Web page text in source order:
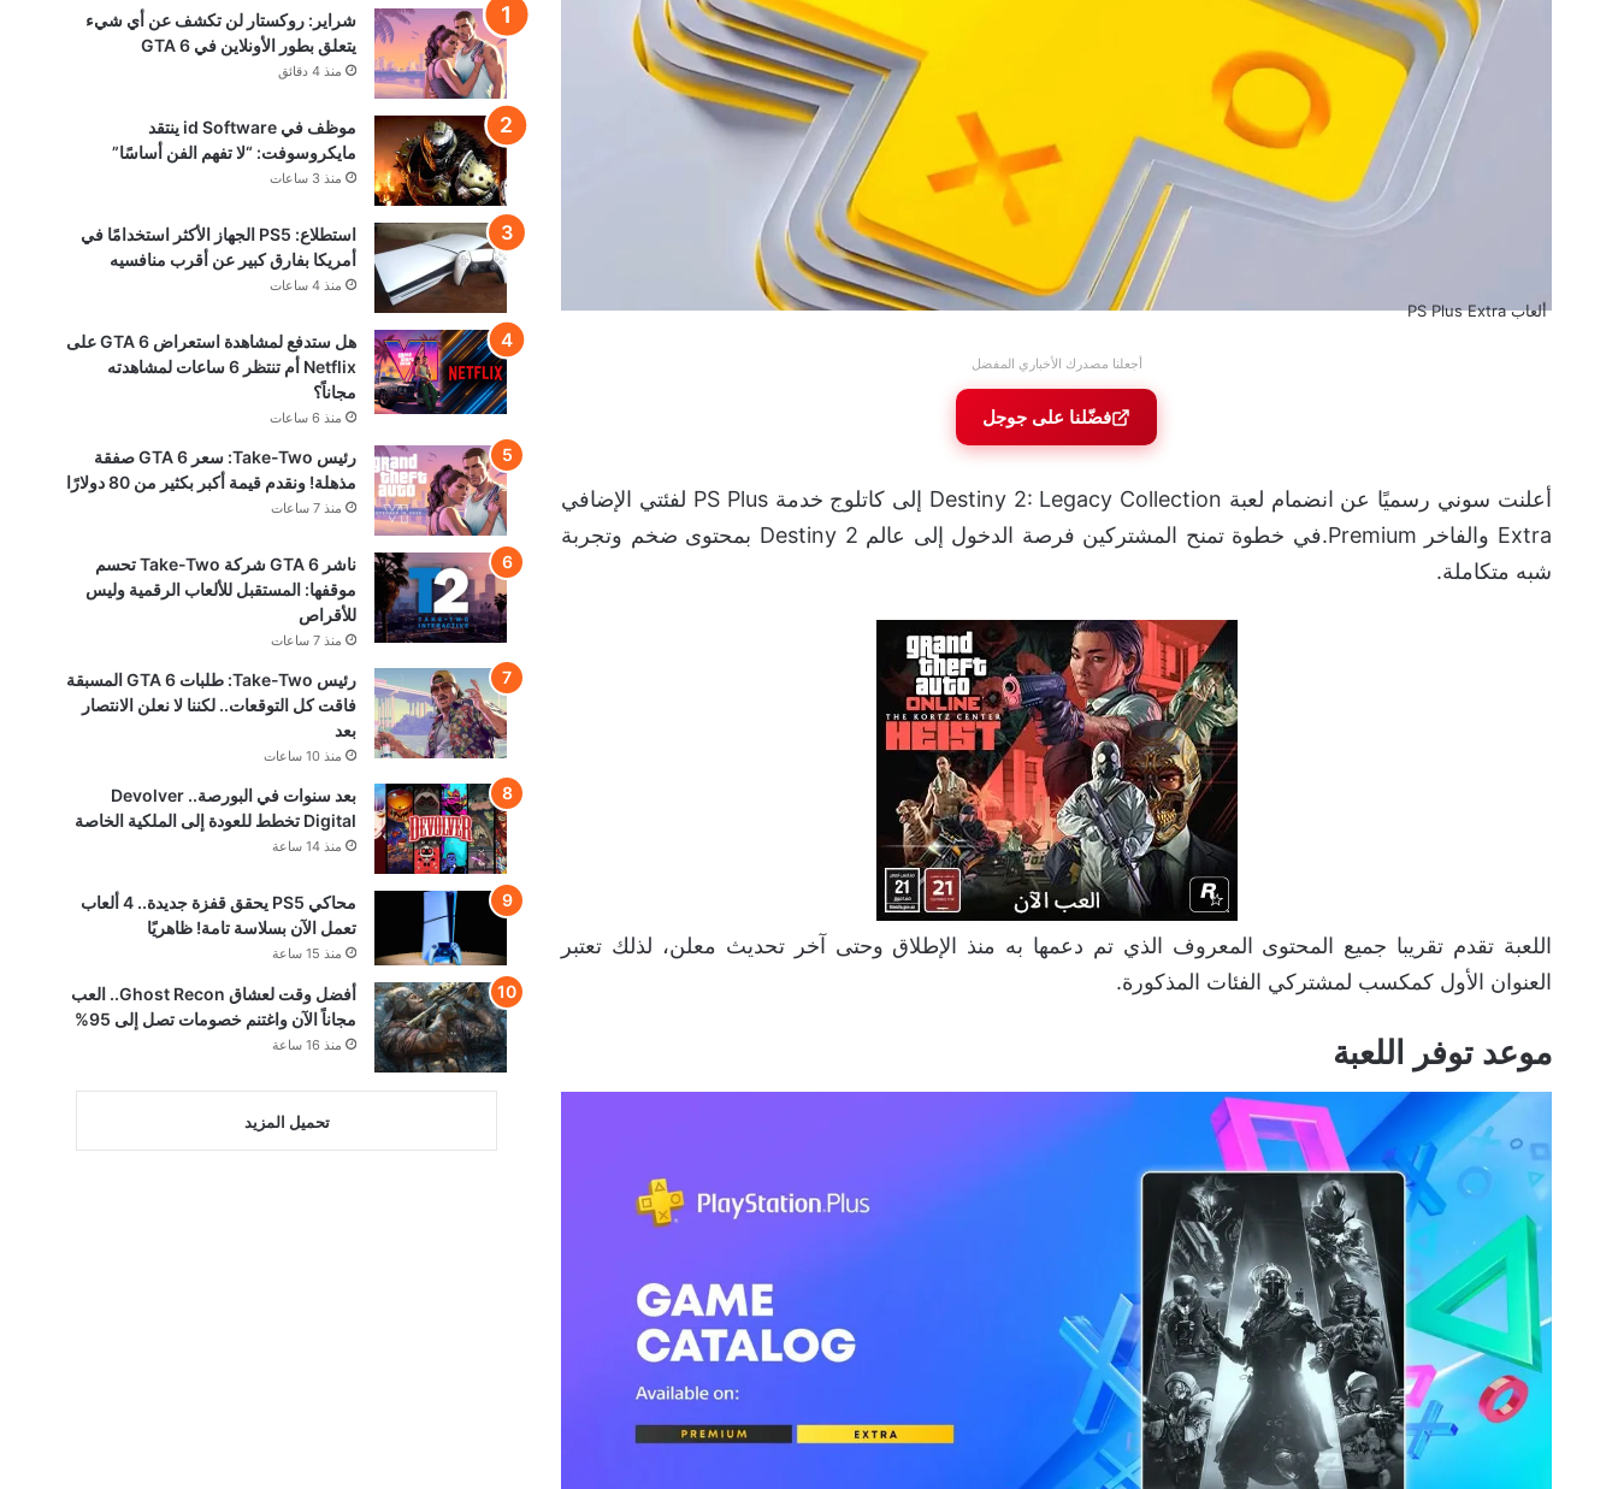
ألعاب PS Plus Extra
أجعلنا مصدرك الأخباري المفضل
فضّلنا على جوجل
أعلنت سوني رسميًا عن انضمام لعبة Destiny 2: Legacy Collection إلى كاتلوج خدمة PS Plus لفئتي الإضافي
Extra والفاخر Premium.في خطوة تمنح المشتركين فرصة الدخول إلى عالم Destiny 2 بمحتوى ضخم وتجربة
شبه متكاملة.
اللعبة تقدم تقريبا جميع المحتوى المعروف الذي تم دعمها به منذ الإطلاق وحتى آخر تحديث معلن، لذلك تعتبر
العنوان الأول كمكسب لمشتركي الفئات المذكورة.
موعد توفر اللعبة
شراير: روكستار لن تكشف عن أي شيء
يتعلق بطور الأونلاين في GTA 6
منذ 4 دقائق
موظف في id Software ينتقد
مايكروسوفت: “لا تفهم الفن أساسًا”
منذ 3 ساعات
استطلاع: PS5 الجهاز الأكثر استخدامًا في
أمريكا بفارق كبير عن أقرب منافسيه
منذ 4 ساعات
هل ستدفع لمشاهدة استعراض GTA 6 على
Netflix أم تنتظر 6 ساعات لمشاهدته
مجاناً؟
منذ 6 ساعات
رئيس Take-Two: سعر GTA 6 صفقة
مذهلة! ونقدم قيمة أكبر بكثير من 80 دولارًا
منذ 7 ساعات
ناشر GTA 6 شركة Take-Two تحسم
موقفها: المستقبل للألعاب الرقمية وليس
للأقراص
منذ 7 ساعات
رئيس Take-Two: طلبات GTA 6 المسبقة
فاقت كل التوقعات.. لكننا لا نعلن الانتصار
بعد
منذ 10 ساعات
بعد سنوات في البورصة.. Devolver
Digital تخطط للعودة إلى الملكية الخاصة
منذ 14 ساعة
محاكي PS5 يحقق قفزة جديدة.. 4 ألعاب
تعمل الآن بسلاسة تامة! ظاهريًا
منذ 15 ساعة
أفضل وقت لعشاق Ghost Recon.. العب
مجاناً الآن واغتنم خصومات تصل إلى 95%
منذ 16 ساعة
تحميل المزيد